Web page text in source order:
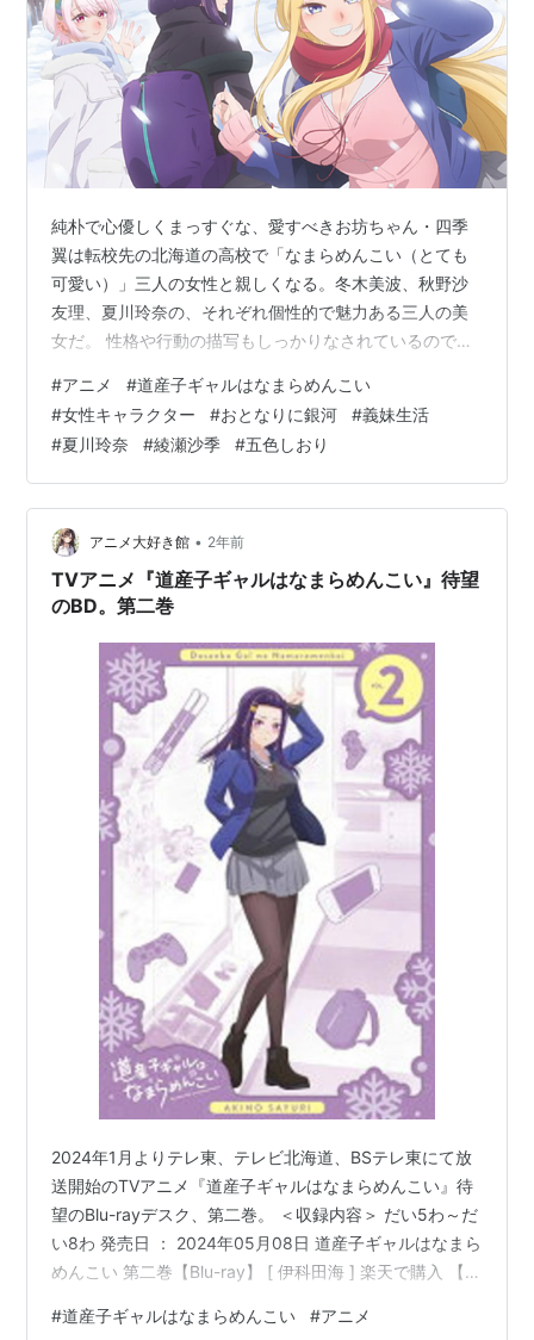
純朴で心優しくまっすぐな、愛すべきお坊ちゃん・四季
翼は転校先の北海道の高校で「なまらめんこい（とても
可愛い）」三人の女性と親しくなる。冬木美波、秋野沙
友理、夏川玲奈の、それぞれ個性的で魅力ある三人の美
女だ。 性格や行動の描写もしっかりなされているので、
誰なのか判断できる。まあ、そうしたければ、だけど。
おれの好みは、夏川玲奈＞秋野沙友理＞冬木美波だ。 夏
川さんの愛らしくて綺麗な容貌と、ちょっと不思議で可
愛らしい性格と行動にとてもとても心惹かれるのだ。 さ
て、この際なので、これまで触れてきたアニメの女性キ
ャラクターで、おれが心惹かれる３人を選んで…
#アニメ #道産子ギャルはなまらめんこい
#女性キャラクター #おとなりに銀河 #義妹生活
#夏川玲奈 #綾瀬沙季 #五色しおり
アニメ大好き館 • 2年前
TVアニメ『道産子ギャルはなまらめんこい』待望
のBD。第二巻
2024年1月よりテレ東、テレビ北海道、BSテレ東にて放
送開始のTVアニメ『道産子ギャルはなまらめんこい』待
望のBlu-rayデスク、第二巻。 ＜収録内容＞ だい5わ～だ
い8わ 発売日 ： 2024年05月08日 道産子ギャルはなまら
めんこい 第二巻【Blu-ray】 [ 伊科田海 ] 楽天で購入 【楽
んこい 第二巻【Blu-ray】(オリジナルA5キャラファイン
#道産子ギャルはなまらめんこい #アニメ